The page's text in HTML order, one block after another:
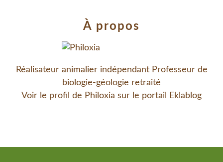
À propos
Réalisateur animalier indépendant Professeur de
biologie-géologie retraité
Voir le profil de Philoxia sur le portail Eklablog